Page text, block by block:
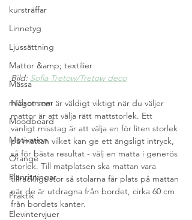
kursträffar
Linnetyg
Ljussättning
Mattor &amp; textilier
Mässa
midsommar
Moodboard
Motivation
Orange
Planritningar
Praktik
Elevintervjuer
Bild: Sofia Tretow/Tretow deco
Något som är väldigt viktigt när du väljer
mattor är att välja rätt mattstorlek. Ett
vanligt misstag är att välja en för liten storlek
på mattan vilket kan ge ett ängsligt intryck,
så för bästa resultat - välj en matta i generös
storlek. Till matplatsen ska mattan vara
tillräckligt stor så stolarna får plats på mattan
när de är utdragna från bordet, cirka 60 cm
från bordets kanter.